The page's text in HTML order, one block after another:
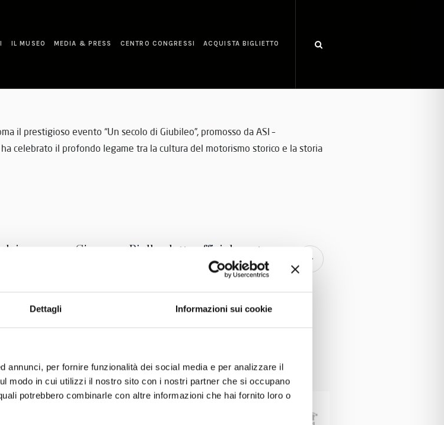
Dettagli Informazioni sui cookie
annunci, per fornire funzionalità dei social media e per analizzare il
modo in cui utilizzi il nostro sito con i nostri partner che si occupano
potrebbero combinarle con altre informazioni che hai fornito loro o
IL MUSEO MEDIA & PRESS CENTRO CONGRESSI ACQUISTA BIGLIETTO
il prestigioso evento “Un secolo di Giubileo”, promosso da ASI –
celebrato il profondo legame tra la cultura del motorismo storico e la storia
Giuseppe Riello eletto ufficialmente
presidente di Confindustria Verona
Network